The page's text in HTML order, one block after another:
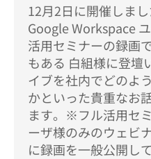
12月2日に開催しま
Google Workspace
活用セミナーの録画
もある 白組様に登壇
イブを社内でどのよ
かといった貴重なお
ます。※フル活用セ
ーザ様のみのウェビ
に録画を一般公開し